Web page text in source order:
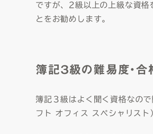
ですが、2級以上の上級な資
とをお勧めします。
簿記３級の難易度・合
簿記３級はよく聞く資格なの
フト オフィス スペシャリスト